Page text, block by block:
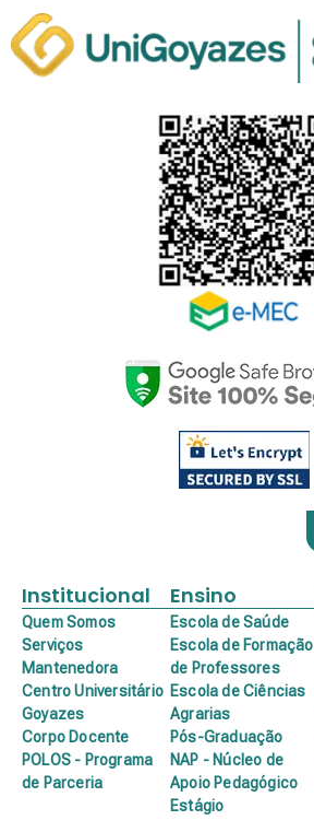
Institucional
Quem Somos
Serviços
Mantenedora
Centro Universitário
Goyazes
Corpo Docente
POLOS - Programa
de Parceria
Ensino
Escola de Saúde
Escola de Formação
de Professores
Escola de Ciências
Agrarias
Pós-Graduação
NAP - Núcleo de
Apoio Pedagógico
Estágio